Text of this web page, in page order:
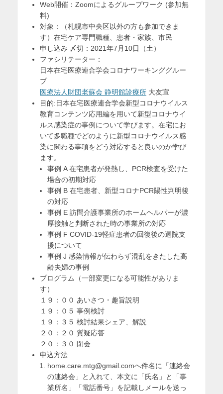
Web開催：Zoomによるグループワーク (参加無
料)
対象：（札幌市中央区以外の方も参加できま
す）在宅ケア専門職種、患者・家族、市民
申し込み 〆切：2021年7月10日（土）
ファシリテーター：
日本在宅医療連合学会コロナワーキンググルー
プ
医療法人財団老蘇会 静明館診療所 大友宣
目的:日本在宅医療連合学会新型コロナウイルス
教育コンテンツ応用編を用いて新型コロナウイ
ルス感染症の事例について学びます。在宅にお
いて多職種でどのように新型コロナウイルス感
染に関わる事項をどう対応すると良いのか学び
ます。
事例 A 在宅患者が発熱し、PCR検査を受けた
場合の初期対応
事例 B 在宅患者、新型コロナPCR陽性判明後
の対応
事例 E 訪問介護事業所のホームヘルパーが濃
厚接触と判断された時の事業所の対応
事例 F COVID-19軽症患者の回復後の退院支
援について
事例 J 感染情報が伝わらず混乱をきたした高
齢夫婦の事例
プログラム（一部変更になる可能性がありま
す）
１９：００ あいさつ・趣旨説明
１９：０５ 事例検討
１９：３５ 検討結果シェア、解説
２０：２０ 質疑応答
２０：３０ 閉会
申込方法
home.care.mtg@gmail.comへ件名に「連絡会
の連絡会」と入れて、本文に「氏名」と「事
業所名」「電話番号」を記載しメールを送っ